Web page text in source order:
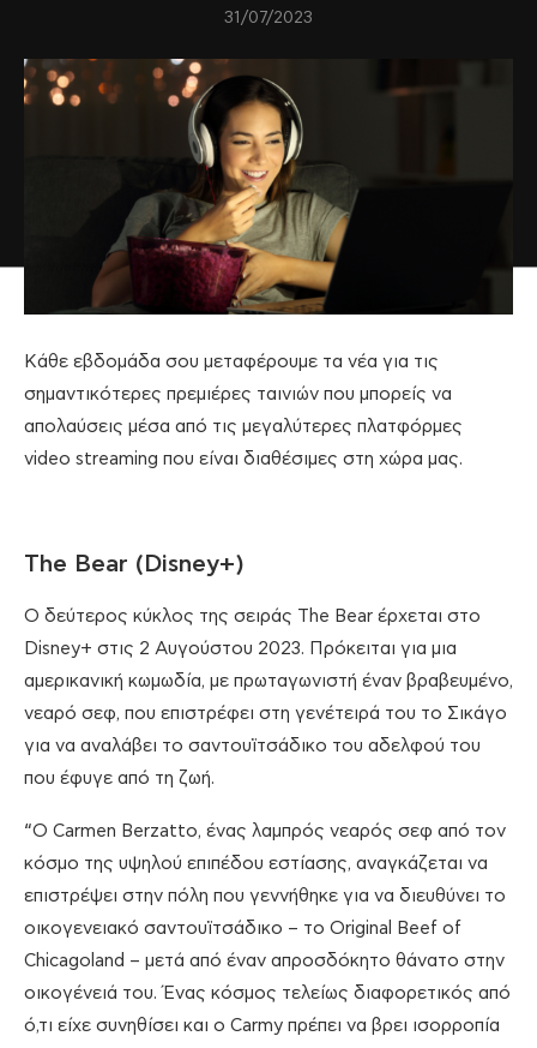
31/07/2023
Κάθε εβδομάδα σου μεταφέρουμε τα νέα για τις
σημαντικότερες πρεμιέρες ταινιών που μπορείς να
απολαύσεις μέσα από τις μεγαλύτερες πλατφόρμες
video streaming που είναι διαθέσιμες στη χώρα μας.
The Bear (Disney+)
Ο δεύτερος κύκλος της σειράς The Bear έρχεται στο
Disney+ στις 2 Αυγούστου 2023. Πρόκειται για μια
αμερικανική κωμωδία, με πρωταγωνιστή έναν βραβευμένο,
νεαρό σεφ, που επιστρέφει στη γενέτειρά του το Σικάγο
για να αναλάβει το σαντουϊτσάδικο του αδελφού του
που έφυγε από τη ζωή.
“O Carmen Berzatto, ένας λαμπρός νεαρός σεφ από τον
κόσμο της υψηλού επιπέδου εστίασης, αναγκάζεται να
επιστρέψει στην πόλη που γεννήθηκε για να διευθύνει το
οικογενειακό σαντουϊτσάδικο – το Original Beef of
Chicagoland – μετά από έναν απροσδόκητο θάνατο στην
οικογένειά του. Ένας κόσμος τελείως διαφορετικός από
ό,τι είχε συνηθίσει και ο Carmy πρέπει να βρει ισορροπία